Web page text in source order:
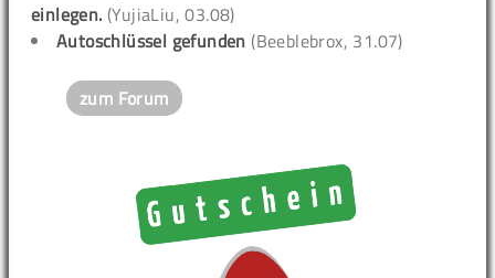
einlegen. (YujiaLiu, 03.08)
Autoschlüssel gefunden (Beeblebrox, 31.07)
zum Forum